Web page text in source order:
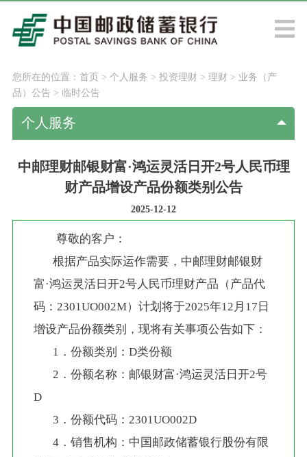
您所在的位置： 首页> 个人服务 > 投资理财 > 理财 > 业务（产
品）公告 > 临时公告
个人服务
中邮理财邮银财富·鸿运灵活日开2号人民币理
财产品增设产品份额类别公告
2025-12-12
尊敬的客户：
富·鸿运灵活日开2号人民币理财产品（产品代
码：2301UO002M）计划将于2025年12月17日
增设产品份额类别，现将有关事项公告如下：
       1．份额类别：D类份额
D
       3．份额代码：2301UO002D